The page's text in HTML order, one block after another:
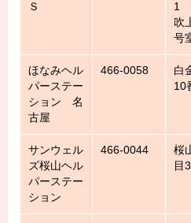
Ｓ
1
吹
号
ほなみヘル
パーステー
ション 名
古屋
466-0058
白
10
サンウェル
ズ桜山ヘル
パーステー
ション
466-0044
桜
目